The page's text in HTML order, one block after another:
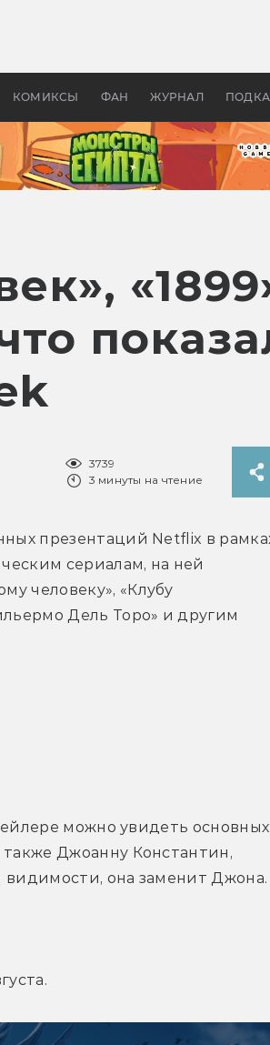
КОМИКСЫ ФАН ЖУРНАЛ
—
бы «Властелина
3739
3 минуты на чтение
презентаций Netflix в
сериалам, на ней
человеку», «Клубу
Дель Торо» и другим
можно увидеть основных
Джоанну Константин,
видимости, она заменит Джона.